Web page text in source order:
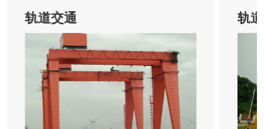
轨道交通